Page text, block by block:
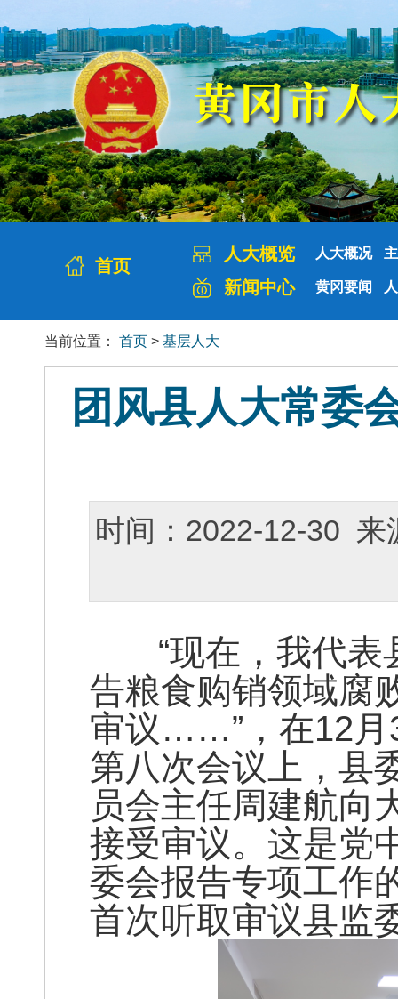
首页
人大概览 人大概况
新闻中心 黄冈要闻
当前位置： 首页 > 基层人大
团风县人大常委
时间：2022-12-30
“现在，我代表
告粮食购销领域腐
审议……”，在12月
第八次会议上，县
员会主任周建航向
接受审议。这是党
委会报告专项工作
首次听取审议县监